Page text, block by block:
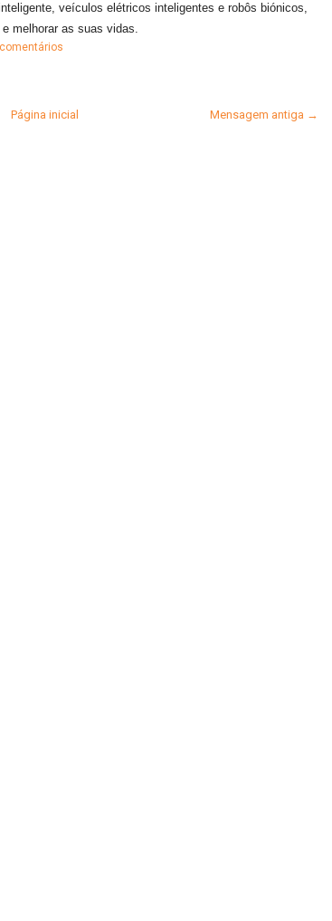
veículos elétricos inteligentes e robôs biónicos,
melhorar as suas vidas.
Mensagem antiga →
Página inicial